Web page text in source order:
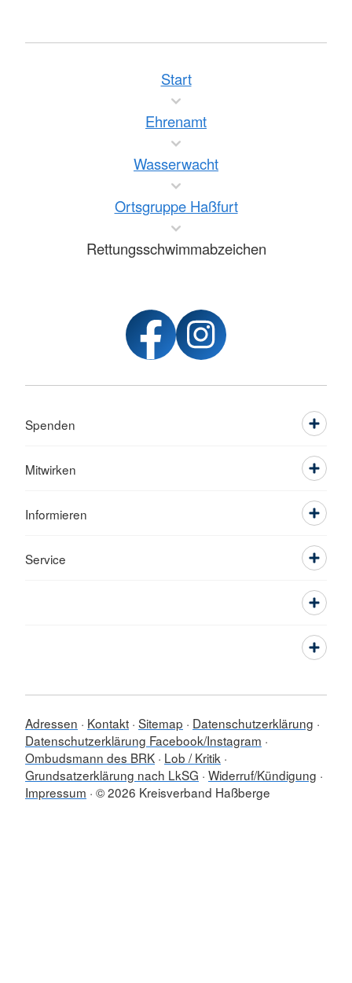
Start
Ehrenamt
Wasserwacht
Ortsgruppe Haßfurt
Rettungsschwimmabzeichen
Spenden
Mitwirken
Informieren
Service
Adressen Kontakt Sitemap
Datenschutzerklärung
Datenschutzerklärung Facebook/Instagram
Ombudsmann des BRK Lob / Kritik
Grundsatzerklärung nach LkSG Widerruf/Kündigung
Impressum © 2026 Kreisverband Haßberge